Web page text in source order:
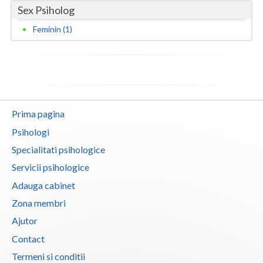
Neamt
Olt
Satu-Mare
Suceava
Teleorman
Tulcea
Valcea
Sex Psiholog
Feminin (1)
Prima pagina
Psihologi
Specialitati psihologice
Servicii psihologice
Adauga cabinet
Zona membri
Ajutor
Contact
Termeni si conditii